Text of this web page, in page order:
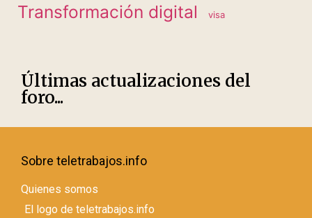
Transformación digital visa
Últimas actualizaciones del
foro...
Sobre teletrabajos.info
Quienes somos
El logo de teletrabajos.info